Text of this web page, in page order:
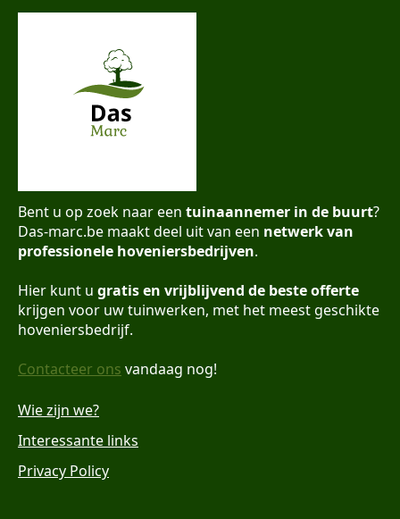
Bent u op zoek naar een tuinaannemer in de buurt?
Das-marc.be maakt deel uit van een netwerk van
professionele hoveniersbedrijven.
Hier kunt u gratis en vrijblijvend de beste offerte
krijgen voor uw tuinwerken, met het meest geschikte
hoveniersbedrijf.
Contacteer ons vandaag nog!
Wie zijn we?
Interessante links
Privacy Policy